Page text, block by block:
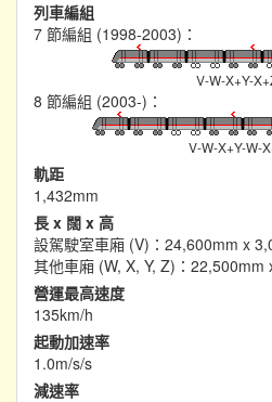
列車編組
7 節編組 (1998-2003)：
V-W-X+Y-
8 節編組 (2003-)：
V-W-X+Y-W-
軌距
1,432mm
長 x 闊 x 高
設駕駛室車廂 (V)：24,600mm x
其他車廂 (W, X, Y, Z)：
營運最高速度
135km/h
起動加速率
1.0m/s/s
減速率